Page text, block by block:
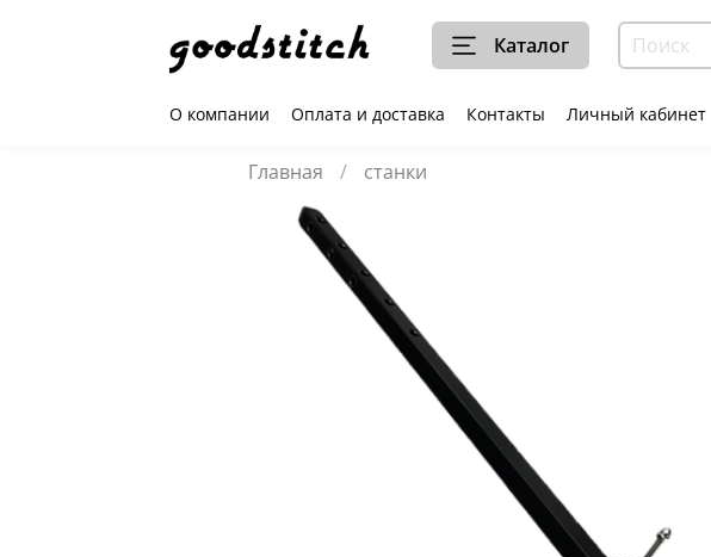
Каталог
О компании Оплата и доставка Контакты Личный кабинет
Главная
станки